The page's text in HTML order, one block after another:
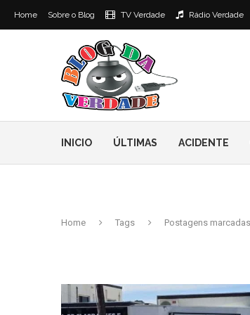
Home Sobre o Blog TV Verdade Rádio Verdade
INICIO ÚLTIMAS ACIDENTE
Home Tags Postagens